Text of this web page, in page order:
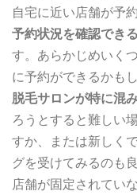
自宅に近い店舗が予
予約状況を確認でき
す。あらかじめいく
に予約ができるかも
脱毛サロンが特に混
ろうとすると難しい
すか、または新しく
グを受けてみるのも
店舗が固定されてい